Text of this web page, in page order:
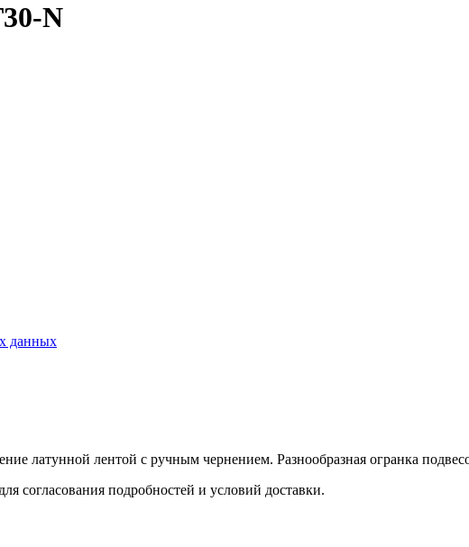
N
данных
латунной лентой с ручным чернением. Разнообразная огранка
согласования подробностей и условий доставки.